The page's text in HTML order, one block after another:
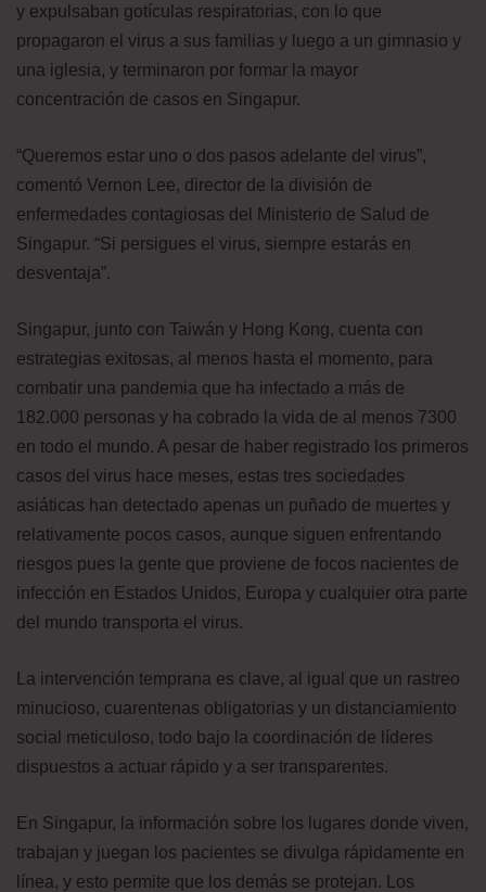
y expulsaban gotículas respiratorias, con lo que
propagaron el virus a sus familias y luego a un gimnasio y
una iglesia, y terminaron por formar la mayor
concentración de casos en Singapur.
“Queremos estar uno o dos pasos adelante del virus”,
comentó Vernon Lee, director de la división de
enfermedades contagiosas del Ministerio de Salud de
Singapur. “Si persigues el virus, siempre estarás en
desventaja”.
Singapur, junto con Taiwán y Hong Kong, cuenta con
estrategias exitosas, al menos hasta el momento, para
combatir una pandemia que ha infectado a más de
182.000 personas y ha cobrado la vida de al menos 7300
en todo el mundo. A pesar de haber registrado los primeros
casos del virus hace meses, estas tres sociedades
asiáticas han detectado apenas un puñado de muertes y
relativamente pocos casos, aunque siguen enfrentando
riesgos pues la gente que proviene de focos nacientes de
infección en Estados Unidos, Europa y cualquier otra parte
del mundo transporta el virus.
La intervención temprana es clave, al igual que un rastreo
minucioso, cuarentenas obligatorias y un distanciamiento
social meticuloso, todo bajo la coordinación de líderes
dispuestos a actuar rápido y a ser transparentes.
En Singapur, la información sobre los lugares donde viven,
trabajan y juegan los pacientes se divulga rápidamente en
línea, y esto permite que los demás se protejan. Los